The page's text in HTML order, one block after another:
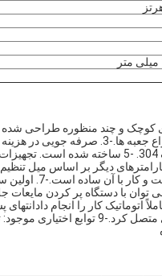
برای کنترل
می شود.-8 این تجهیزات را می توان با
اتوماتیک کار را انجام
دستگاه جمع کننده حرارت و دستگاه